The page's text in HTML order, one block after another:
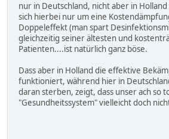
nur in Deutschland, nicht aber in
sich hierbei nur um eine
Doppeleffekt (man spart
gleichzeitig seiner ältesten und
Patienten....ist natürlich ganz böse.
Dass aber in Holland die effektive
funktioniert, während hier in
daran sterben, zeigt, dass unser ach so
"Gesundheitssystem" vielleicht doch